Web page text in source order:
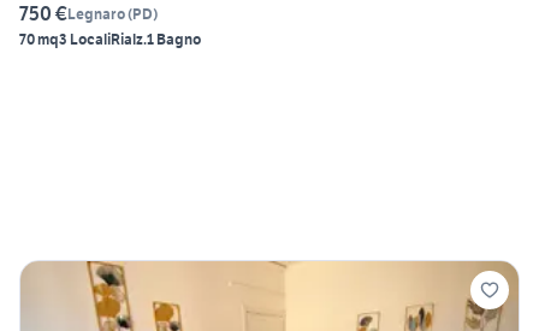
750 €Legnaro(PD)
70 mq3 LocaliRialz.1 Bagno